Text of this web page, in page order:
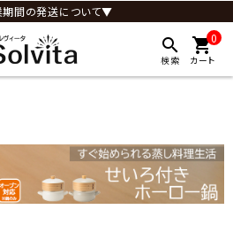
期間の発送について▼
search
検索
0
shopping_cart
カート